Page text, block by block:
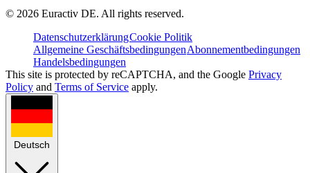
© 2026 Euractiv DE. All rights reserved.
DatenschutzerklärungCookie Politik
Allgemeine GeschäftsbedingungenAbonnementbedingungen
Handelsbedingungen
This site is protected by reCAPTCHA, and the Google Privacy
Policy and Terms of Service apply.
Deutsch